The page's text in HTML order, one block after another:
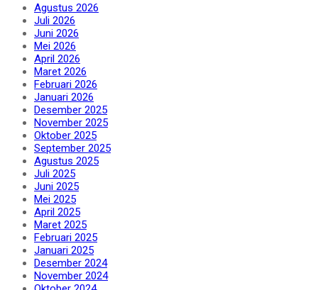
Agustus 2026
Juli 2026
Juni 2026
Mei 2026
April 2026
Maret 2026
Februari 2026
Januari 2026
Desember 2025
November 2025
Oktober 2025
September 2025
Agustus 2025
Juli 2025
Juni 2025
Mei 2025
April 2025
Maret 2025
Februari 2025
Januari 2025
Desember 2024
November 2024